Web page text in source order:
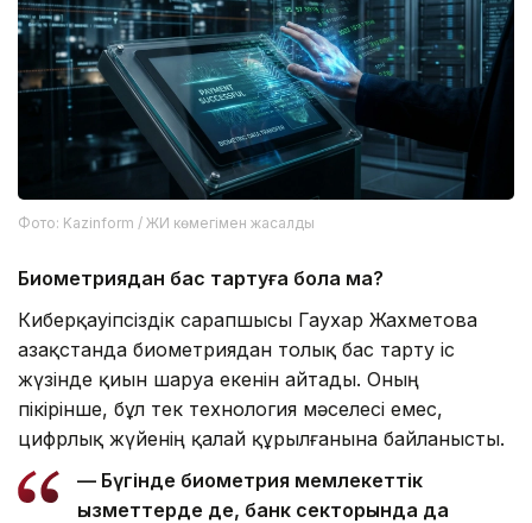
Фото: Kazinform / ЖИ көмегімен жасалды
Биометриядан бас тартуға бола ма?
Киберқауіпсіздік сарапшысы Гаухар Жахметова
Қазақстанда биометриядан толық бас тарту іс
жүзінде қиын шаруа екенін айтады. Оның
пікірінше, бұл тек технология мәселесі емес,
цифрлық жүйенің қалай құрылғанына байланысты.
— Бүгінде биометрия мемлекеттік
қызметтерде де, банк секторында да